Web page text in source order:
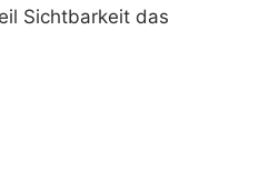
Sichtbarkeit das